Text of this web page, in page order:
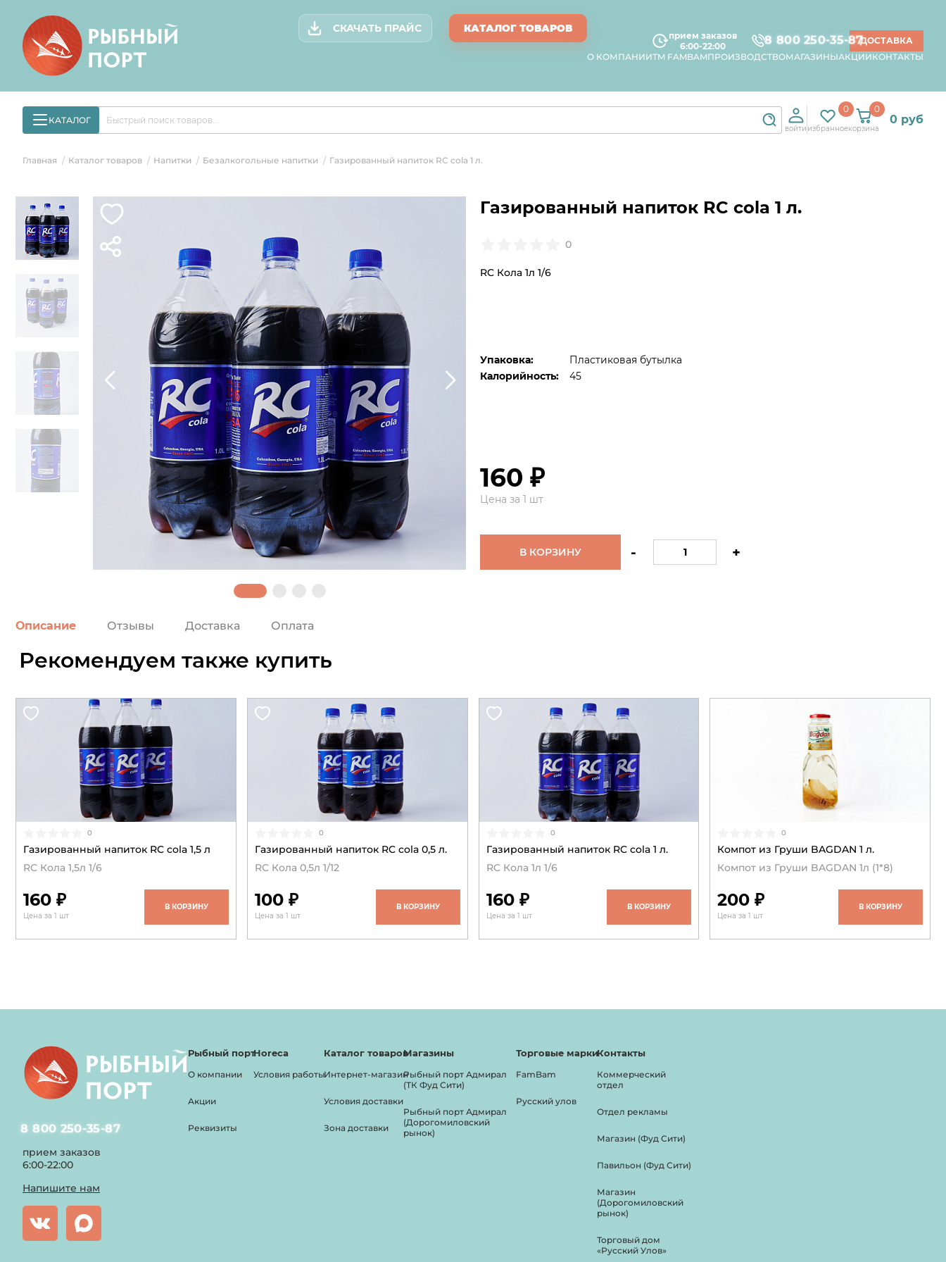
СКАЧАТЬ ПРАЙС КАТАЛОГ ТОВАРОВ
прием заказов
6:00-22:00
8 800 250-35-87ДОСТАВКА
О КОМПАНИИTM FAMBAMПРОИЗВОДСТВОМАГАЗИНЫАКЦИИКОНТАКТЫ
КАТАЛОГ
войти избранное
0
корзина
0
0 руб
Главная / Каталог товаров / Напитки / Безалкогольные напитки / Газированный напиток RC cola 1 л.
Газированный напиток RC cola 1 л.
0
RC Кола 1л 1/6
Упаковка:
Пластиковая бутылка
Калорийность:
45
160 ₽
Цена за 1 шт
В КОРЗИНУ - +
Описание Отзывы Доставка Оплата
Рекомендуем также купить
0
Газированный напиток RC cola 1,5 л
RC Кола 1,5л 1/6
160 ₽
Цена за 1 шт
В КОРЗИНУ
0
Газированный напиток RC cola 0,5 л.
RC Кола 0,5л 1/12
100 ₽
Цена за 1 шт
В КОРЗИНУ
0
Газированный напиток RC cola 1 л.
RC Кола 1л 1/6
160 ₽
Цена за 1 шт
В КОРЗИНУ
0
Компот из Груши BAGDAN 1 л.
Компот из Груши BAGDAN 1л (1*8)
200 ₽
Цена за 1 шт
В КОРЗИНУ
8 800 250-35-87
прием заказов
6:00-22:00
Напишите нам
Рыбный порт
О компании
Акции
Реквизиты
Horeca
Условия работы
Каталог товаров
Интернет-магазин
Условия доставки
Зона доставки
Магазины
Рыбный порт Адмирал
(ТК Фуд Сити)
Рыбный порт Адмирал
(Дорогомиловский
рынок)
Торговые марки
FamBam
Русский улов
Контакты
Коммерческий
отдел
Отдел рекламы
Магазин (Фуд Сити)
Павильон (Фуд Сити)
Магазин
(Дорогомиловский
рынок)
Торговый дом
«Русский Улов»